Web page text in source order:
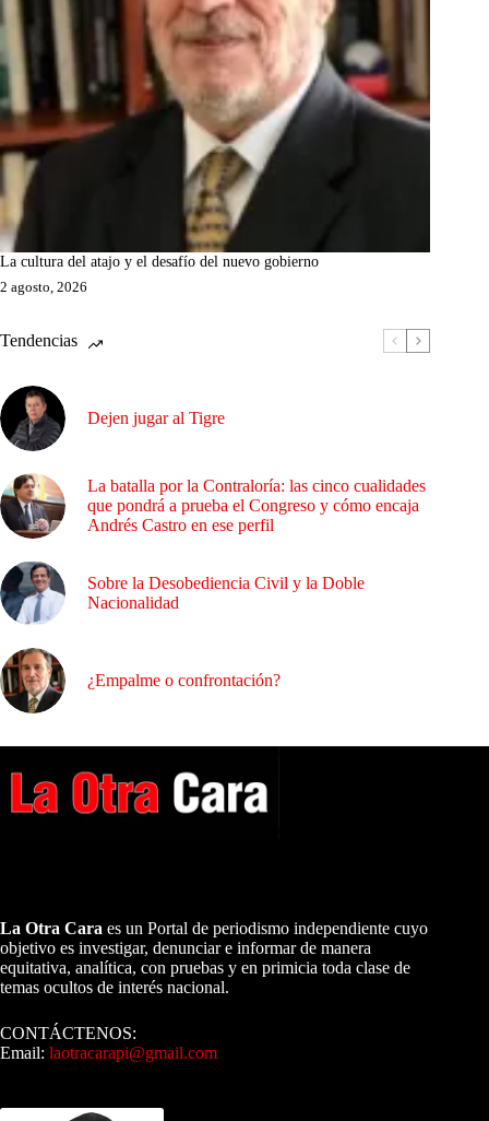
La cultura del atajo y el desafío del nuevo gobierno
2 agosto, 2026
Tendencias
Dejen jugar al Tigre
La batalla por la Contraloría: las cinco cualidades
que pondrá a prueba el Congreso y cómo encaja
Andrés Castro en ese perfil
Sobre la Desobediencia Civil y la Doble
Nacionalidad
¿Empalme o confrontación?
La Otra Cara es un Portal de periodismo independiente cuyo
objetivo es investigar, denunciar e informar de manera
equitativa, analítica, con pruebas y en primicia toda clase de
temas ocultos de interés nacional.
CONTÁCTENOS:
Email: laotracarapi@gmail.com